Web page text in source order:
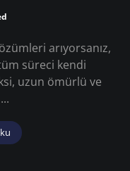
arıyorsanız,
süreci kendi
uzun ömürlü ve